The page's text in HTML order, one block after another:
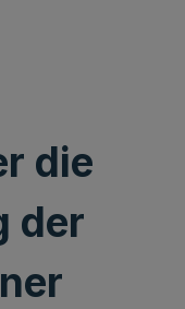
die
der